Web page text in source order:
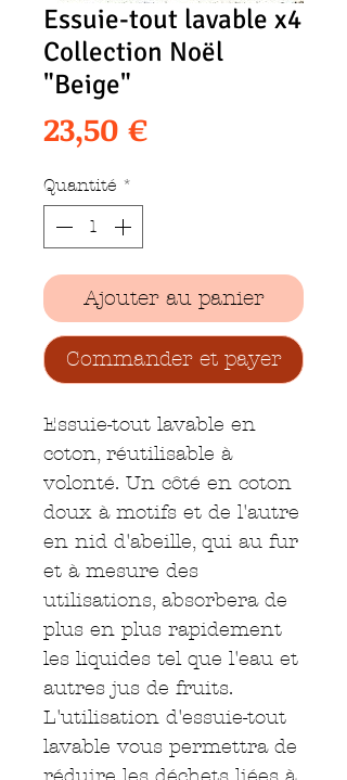
Essuie-tout lavable x4
Collection Noël
"Beige"
23,50 €Prix
Quantité *
Ajouter au panier
Commander et payer
Essuie-tout lavable en
coton, réutilisable à
volonté. Un côté en coton
doux à motifs et de l'autre
en nid d'abeille, qui au fur
et à mesure des
utilisations, absorbera de
plus en plus rapidement
les liquides tel que l'eau et
autres jus de fruits.
L'utilisation d'essuie-tout
lavable vous permettra de